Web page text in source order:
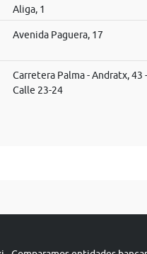
Aliga, 1
Avenida Paguera, 17
Carretera Palma - Andratx, 43
Calle 23-24